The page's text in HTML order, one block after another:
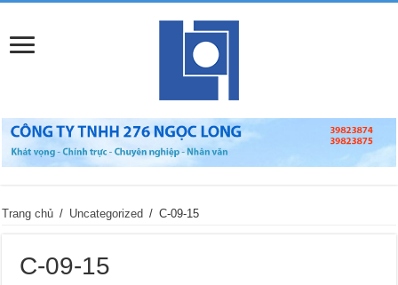
Trang chủ / Uncategorized / C-09-15
C-09-15